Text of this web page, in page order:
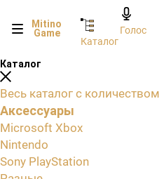
Mitino
Game
Каталог
Голос
Каталог
Весь каталог с количеством
Аксессуары
Microsoft Xbox
Nintendo
Sony PlayStation